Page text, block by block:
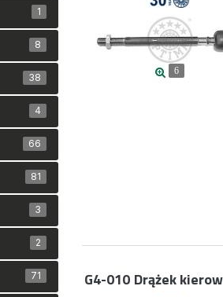
6
G4-010 Drążek
1
8
38
4
66
81
3
2
71